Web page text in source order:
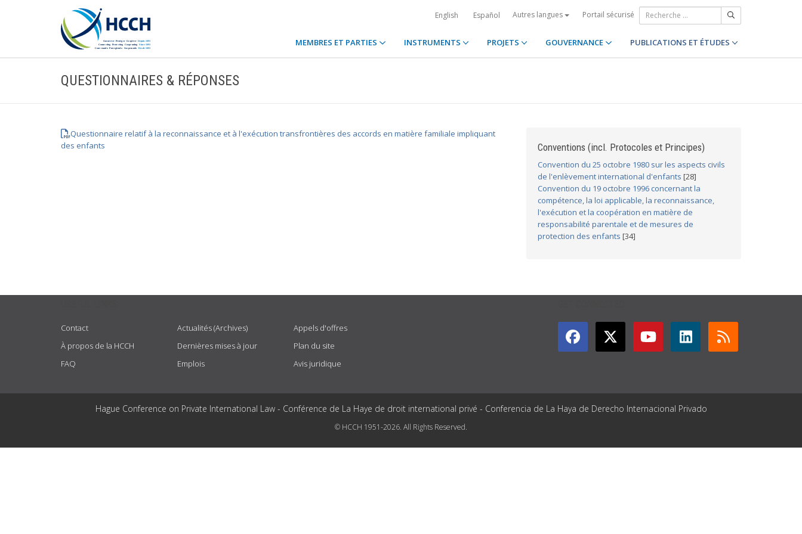
English Español Autres langues Portail sécurisé
MEMBRES ET PARTIES INSTRUMENTS PROJETS GOUVERNANCE PUBLICATIONS ET ÉTUDES
QUESTIONNAIRES & RÉPONSES
Questionnaire relatif à la reconnaissance et à l'exécution transfrontières des accords en matière familiale impliquant
des enfants
Conventions (incl. Protocoles et Principes)
Convention du 25 octobre 1980 sur les aspects civils
de l'enlèvement international d'enfants [28]
Convention du 19 octobre 1996 concernant la
compétence, la loi applicable, la reconnaissance,
l'exécution et la coopération en matière de
responsabilité parentale et de mesures de
protection des enfants [34]
Contact
À propos de la HCCH
FAQ
Actualités (Archives)
Dernières mises à jour
Emplois
Appels d'offres
Plan du site
Avis juridique
Hague Conference on Private International Law - Conférence de La Haye de droit international privé - Conferencia de La Haya de Derecho Internacional Privado
© HCCH 1951-2026. All Rights Reserved.